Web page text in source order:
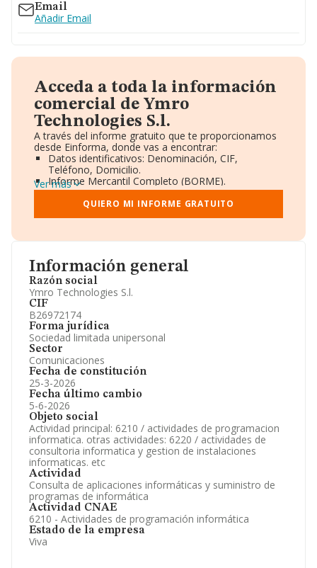
Información general
Razón social
Ymro Technologies S.l.
CIF
B26972174
Forma jurídica
Sociedad limitada unipersonal
Sector
Comunicaciones
Fecha de constitución
25-3-2026
Fecha último cambio
5-6-2026
Objeto social
Actividad principal: 6210 / actividades de programacion
informatica. otras actividades: 6220 / actividades de
consultoria informatica y gestion de instalaciones
informaticas. etc
Actividad
Consulta de aplicaciones informáticas y suministro de
programas de informática
Actividad CNAE
6210 - Actividades de programación informática
Estado de la empresa
Viva
Email
Añadir Email
Acceda a toda la información
comercial de Ymro
Technologies S.l.
A través del informe gratuito que te proporcionamos
desde Einforma, donde vas a encontrar:
Datos identificativos: Denominación, CIF,
Teléfono, Domicilio.
Informe Mercantil Completo (BORME).
Gráficos de Evolución Ventas y Empleados.
Consejo de Administración y Administradores.
Directivos y Ejecutivos.
Información oficial y registral complementaria.
Ver más
QUIERO MI INFORME GRATUITO